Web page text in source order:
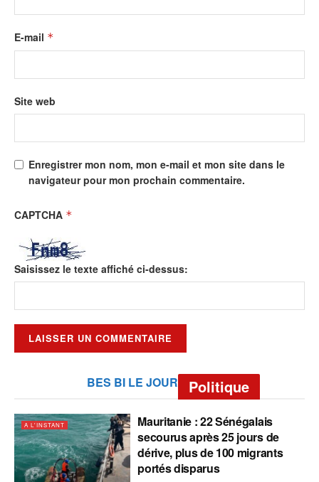
E-mail *
Site web
Enregistrer mon nom, mon e-mail et mon site dans le
navigateur pour mon prochain commentaire.
CAPTCHA *
Saisissez le texte affiché ci-dessus:
BES BI LE JOUR Politique
A L'INSTANT
Mauritanie : 22 Sénégalais
secourus après 25 jours de
dérive, plus de 100 migrants
portés disparus